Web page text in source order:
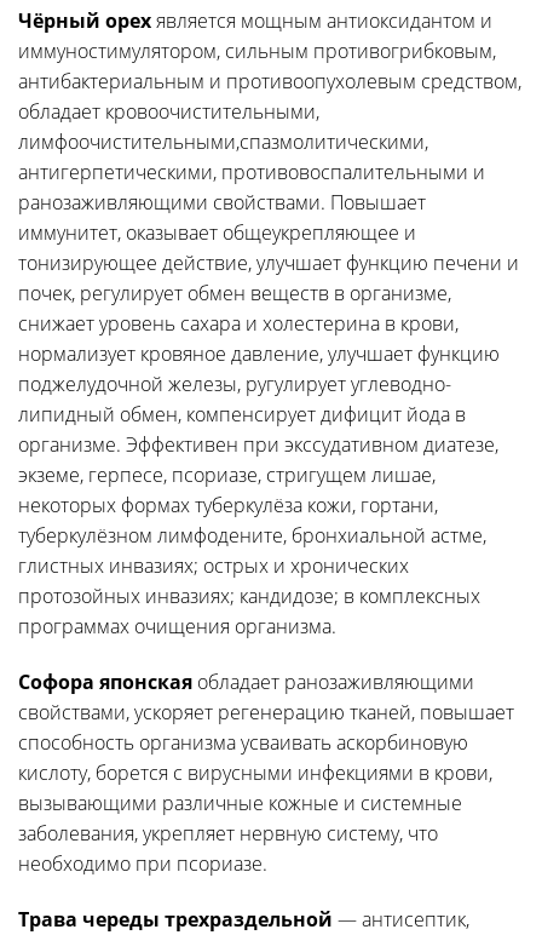
Чёрный орехявляется мощным антиоксидантом и
иммуностимулятором, сильным противогрибковым,
антибактериальным и противоопухолевым средством,
обладает кровоочистительными,
лимфоочистительными,спазмолитическими,
антигерпетическими, противовоспалительными и
ранозаживляющими свойствами. Повышает
иммунитет, оказывает общеукрепляющее и
тонизирующее действие, улучшает функцию печени и
почек, регулирует обмен веществ в организме,
снижает уровень сахара и холестерина в крови,
нормализует кровяное давление, улучшает функцию
поджелудочной железы, ругулирует углеводно-
липидный обмен, компенсирует дифицит йода в
организме. Эффективен при экссудативном диатезе,
экземе, герпесе, псориазе, стригущем лишае,
некоторых формах туберкулёза кожи, гортани,
туберкулёзном лимфодените, бронхиальной астме,
глистных инвазиях; острых и хронических
протозойных инвазиях; кандидозе; в комплексных
программах очищения организма.
Софора японская обладает ранозаживляющими
свойствами, ускоряет регенерацию тканей, повышает
способность организма усваивать аскорбиновую
кислоту, борется с вирусными инфекциями в крови,
вызывающими различные кожные и системные
заболевания, укрепляет нервную систему, что
необходимо при псориазе.
Трава череды трехраздельной — антисептик,